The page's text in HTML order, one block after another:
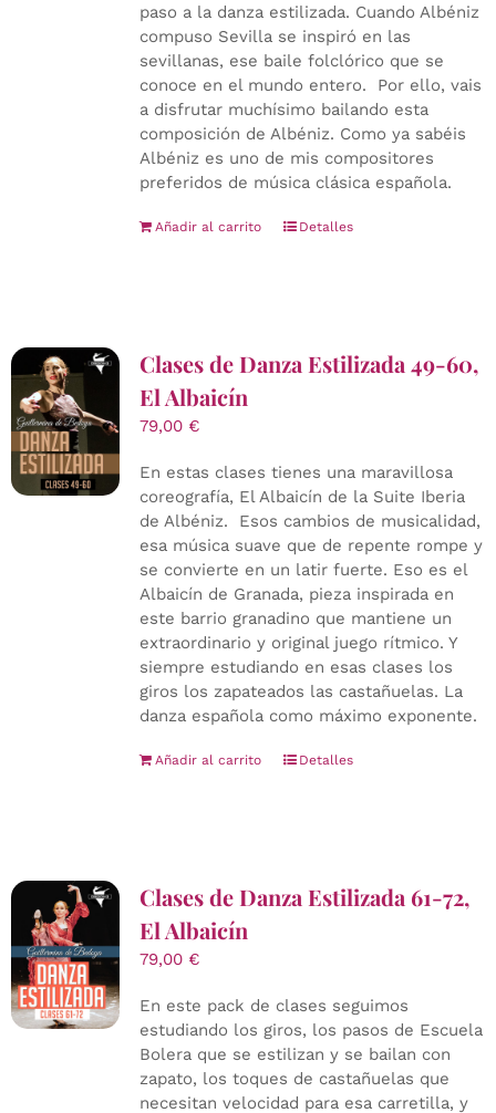
paso a la danza estilizada. Cuando Albéniz
compuso Sevilla se inspiró en las
sevillanas, ese baile folclórico que se
conoce en el mundo entero. Por ello, vais
a disfrutar muchísimo bailando esta
composición de Albéniz. Como ya sabéis
Albéniz es uno de mis compositores
preferidos de música clásica española.
Añadir al carrito Detalles
Clases de Danza Estilizada 49-60,
El Albaicín
79,00 €
En estas clases tienes una maravillosa
coreografía, El Albaicín de la Suite Iberia
de Albéniz. Esos cambios de musicalidad,
esa música suave que de repente rompe y
se convierte en un latir fuerte. Eso es el
Albaicín de Granada, pieza inspirada en
este barrio granadino que mantiene un
extraordinario y original juego rítmico. Y
siempre estudiando en esas clases los
giros los zapateados las castañuelas. La
danza española como máximo exponente.
Añadir al carrito Detalles
Clases de Danza Estilizada 61-72,
El Albaicín
79,00 €
En este pack de clases seguimos
estudiando los giros, los pasos de Escuela
Bolera que se estilizan y se bailan con
zapato, los toques de castañuelas que
necesitan velocidad para esa carretilla, y